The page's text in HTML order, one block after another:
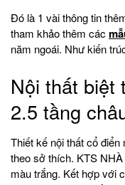
Đó là 1 vài thông tin
tham khảo thêm các
năm ngoái. Như kiến
Nội thất biệt
2.5 tầng
Thiết kế nội thất cổ
theo sở thích. KTS
màu trắng. Kết hợp với